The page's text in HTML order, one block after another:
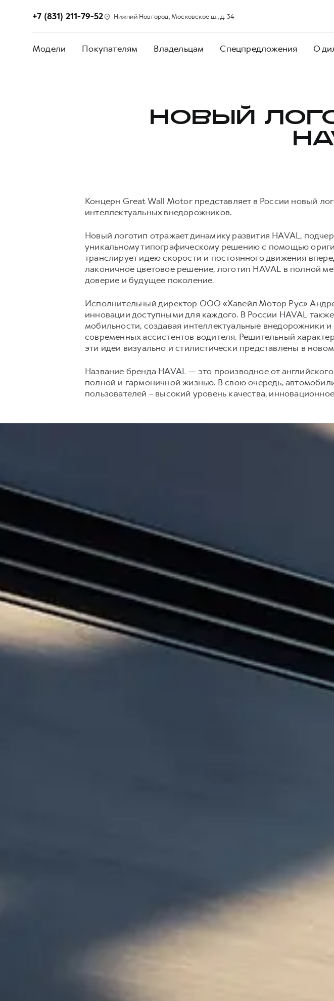
+7 (831) 211-79-52 Нижний Новгород, Московское ш., д. 34
Модели Покупателям Владельцам Спецпредложения О
НОВЫЙ
Концерн Great Wall Motor представляет в России новый
интеллектуальных внедорожников.
Новый логотип отражает динамику развития HAVAL,
уникальному типографическому решению с помощью
транслирует идею скорости и постоянного движения
лаконичное цветовое решение, логотип HAVAL в полной
доверие и будущее поколение.
Исполнительный директор ООО «Хавейл Мотор Рус»
инновации доступными для каждого. В России HAVAL
мобильности, создавая интеллектуальные
современных ассистентов водителя. Решительный
эти идеи визуально и стилистически представлены в
Название бренда HAVAL — это производное от
полной и гармоничной жизнью. В свою очередь,
пользователей – высокий уровень качества,